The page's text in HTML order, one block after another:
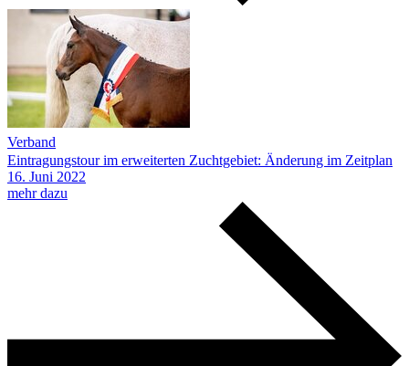
Verband
Eintragungstour im erweiterten Zuchtgebiet: Änderung im Zeitplan
16. Juni 2022
mehr dazu